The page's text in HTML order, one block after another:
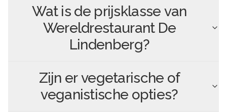
Wat is de prijsklasse van
Wereldrestaurant De
Lindenberg?
Zijn er vegetarische of
veganistische opties?